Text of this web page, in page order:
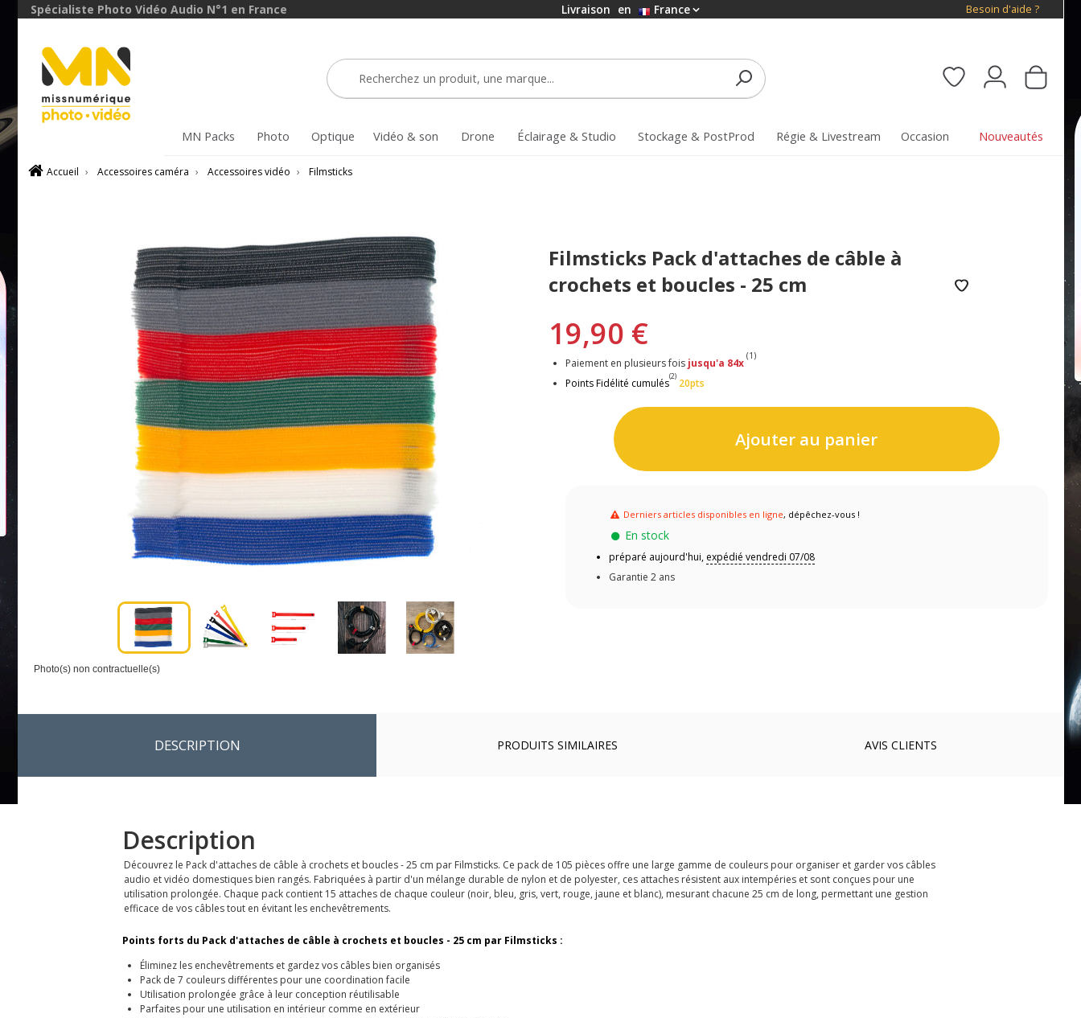
Spécialiste Photo Vidéo Audio N°1 en France Livraison en France Besoin d'aide ?
MN Packs Photo Optique Vidéo & son Drone Éclairage & Studio Stockage & PostProd Régie & Livestream Occasion Nouveautés
Accueil › Accessoires caméra › Accessoires vidéo › Filmsticks
Photo(s) non contractuelle(s)
Filmsticks Pack d'attaches de câble à
crochets et boucles - 25 cm
19,90 €
Paiement en plusieurs fois jusqu'a 84x
(1)
Points Fidélité cumulés
(2)
20pts
Ajouter au panier
Derniers articles disponibles en ligne, dépêchez-vous !
En stock
préparé aujourd'hui, expédié vendredi 07/08
Garantie 2 ans
DESCRIPTION PRODUITS SIMILAIRES AVIS CLIENTS
Description
Découvrez le Pack d'attaches de câble à crochets et boucles - 25 cm par Filmsticks. Ce pack de 105 pièces offre une large gamme de couleurs pour organiser et garder vos câbles
audio et vidéo domestiques bien rangés. Fabriquées à partir d'un mélange durable de nylon et de polyester, ces attaches résistent aux intempéries et sont conçues pour une
utilisation prolongée. Chaque pack contient 15 attaches de chaque couleur (noir, bleu, gris, vert, rouge, jaune et blanc), mesurant chacune 25 cm de long, permettant une gestion
efficace de vos câbles tout en évitant les enchevêtrements.
Points forts du Pack d'attaches de câble à crochets et boucles - 25 cm par Filmsticks :
Éliminez les enchevêtrements et gardez vos câbles bien organisés
Pack de 7 couleurs différentes pour une coordination facile
Utilisation prolongée grâce à leur conception réutilisable
Parfaites pour une utilisation en intérieur comme en extérieur